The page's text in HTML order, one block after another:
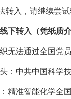
转入，请继续尝试
线下转入（凭纸质介
无法通过全国党
：中共中国科学
精准智能化学全